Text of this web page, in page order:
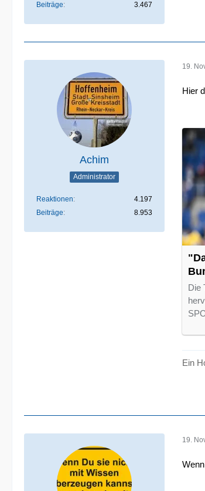
Beiträge
3.467
Achim
Administrator
Reaktionen
4.197
Beiträge
8.953
19.
Hier
Die
Ein
19.